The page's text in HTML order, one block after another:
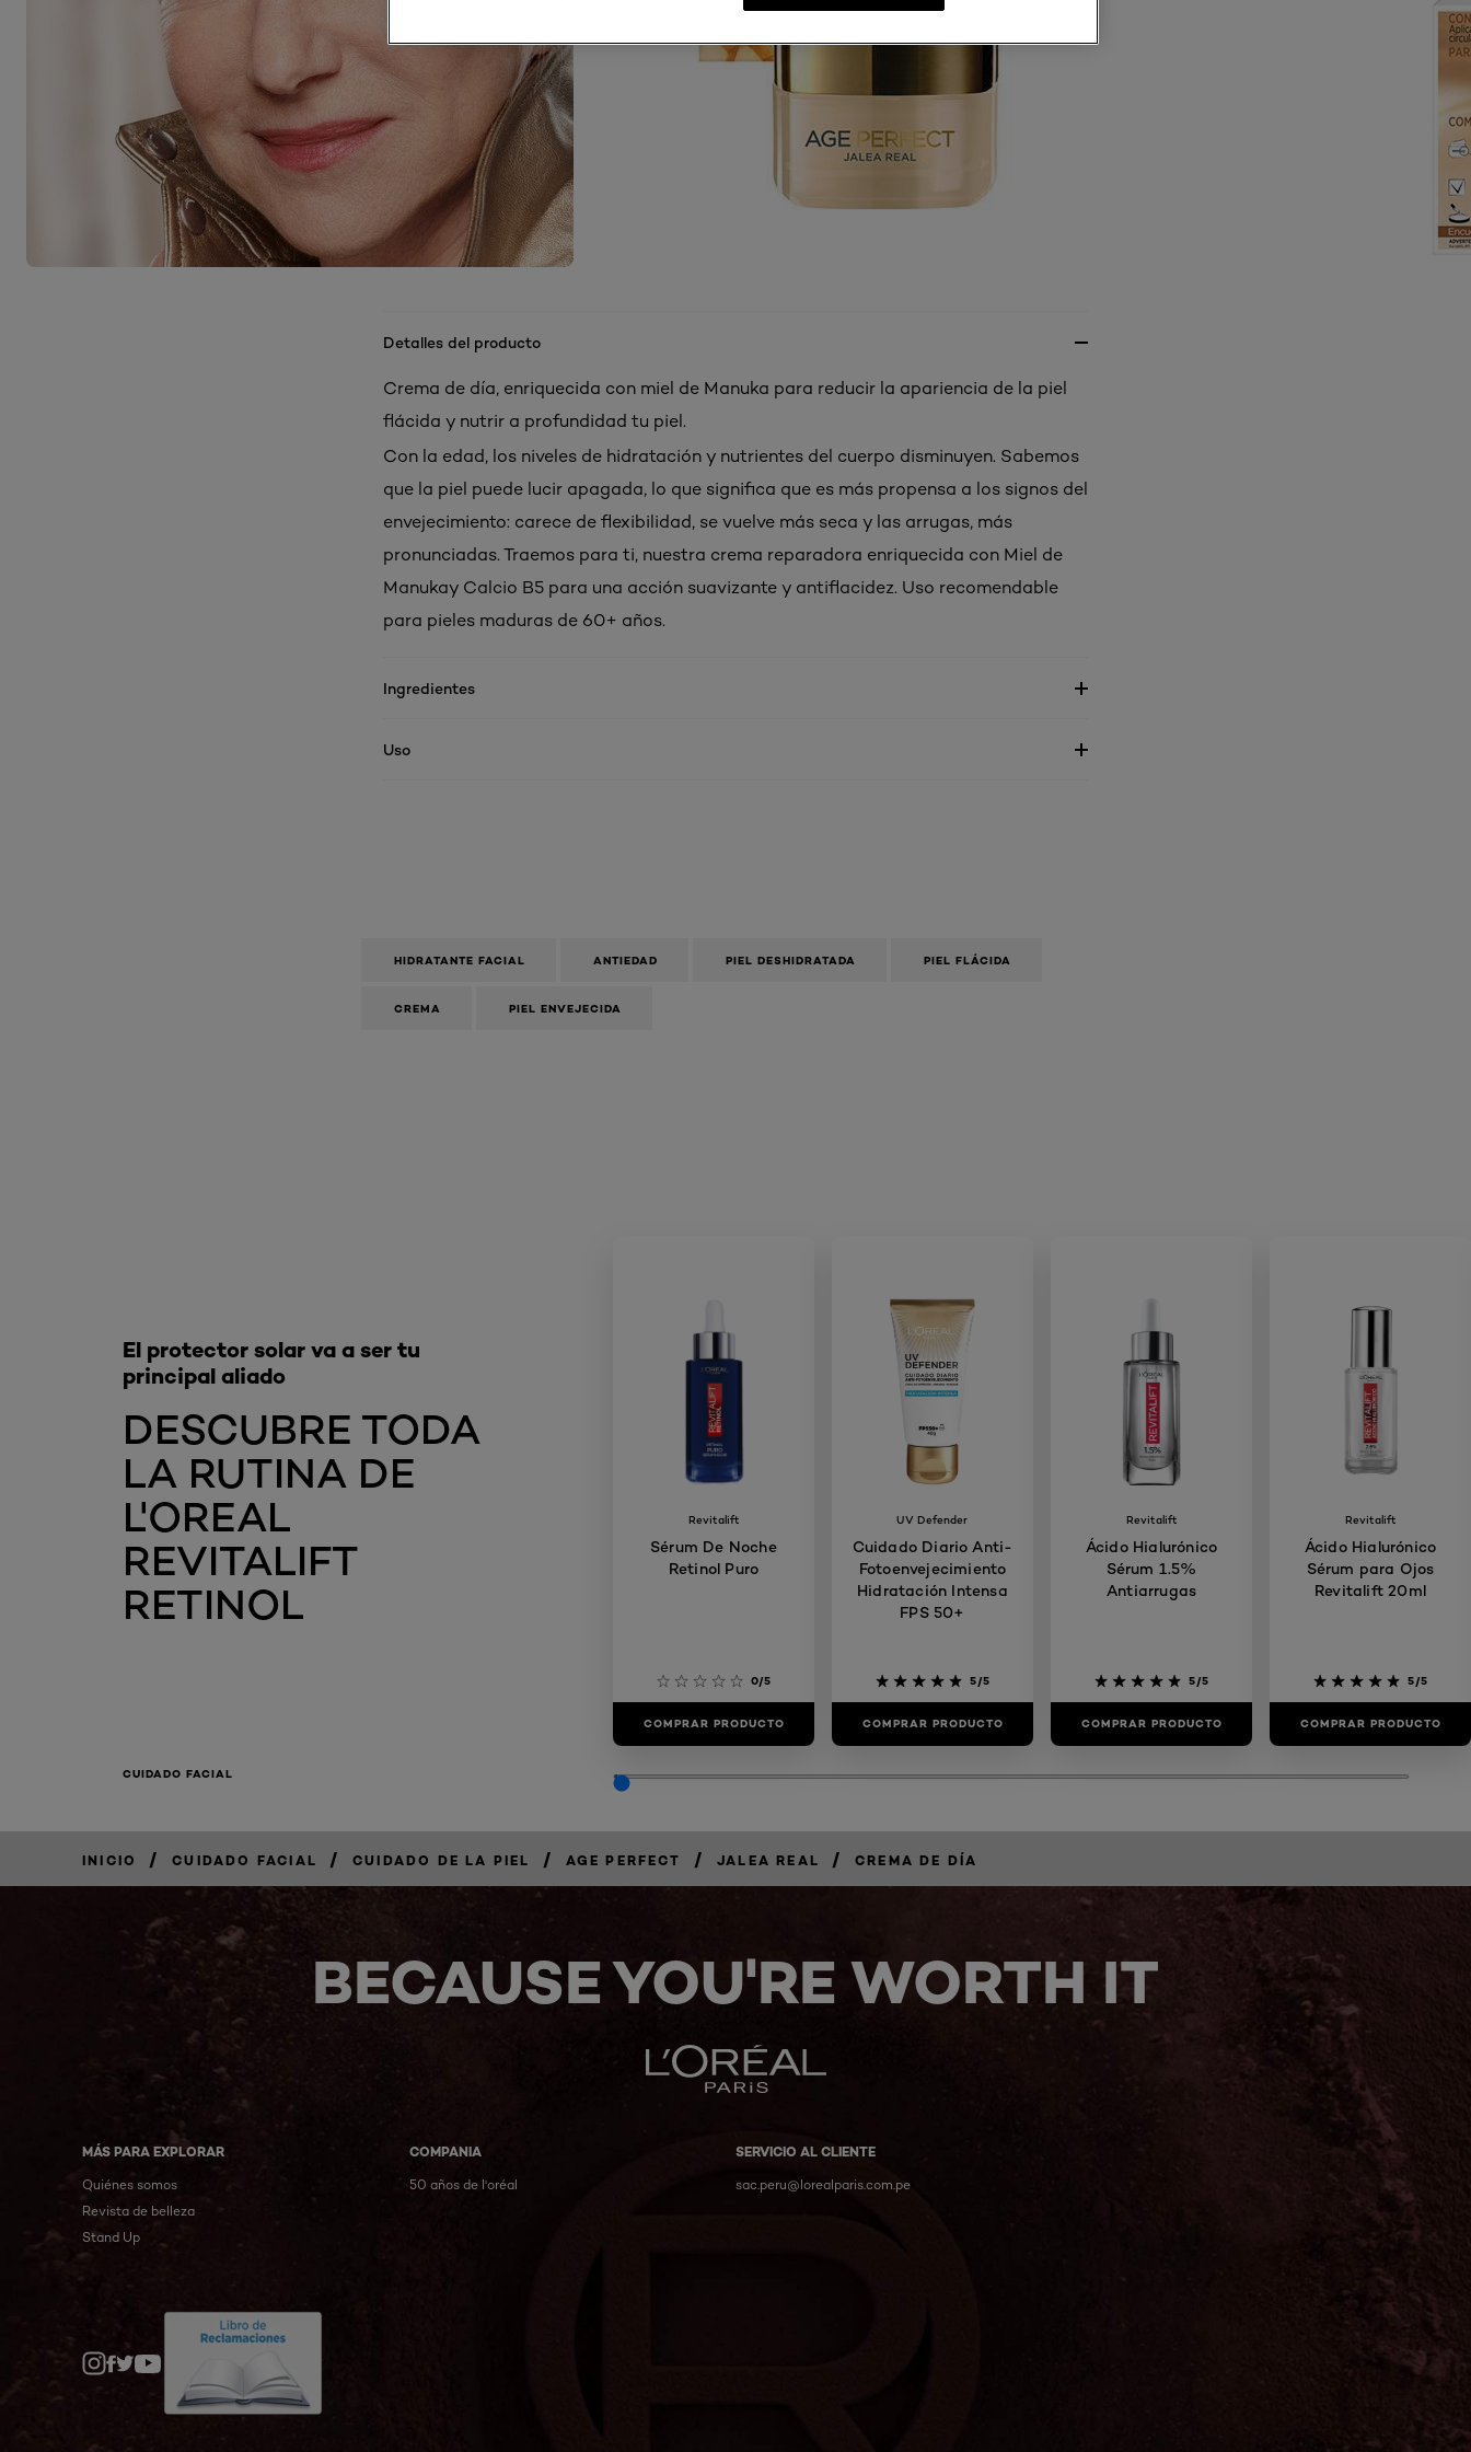
Detalles del producto
Crema de día, enriquecida con miel de Manuka para reducir la apariencia de la piel
flácida y nutrir a profundidad tu piel.
Con la edad, los niveles de hidratación y nutrientes del cuerpo disminuyen. Sabemos
que la piel puede lucir apagada, lo que significa que es más propensa a los signos del
envejecimiento: carece de flexibilidad, se vuelve más seca y las arrugas, más
pronunciadas. Traemos para ti, nuestra crema reparadora enriquecida con Miel de
Manukay Calcio B5 para una acción suavizante y antiflacidez. Uso recomendable
para pieles maduras de 60+ años.
Ingredientes
Uso
HIDRATANTE FACIAL ANTIEDAD PIEL DESHIDRATADA PIEL FLÁCIDA
CREMA PIEL ENVEJECIDA
DESCUBRE TODA
LA RUTINA DE
L'OREAL
REVITALIFT
RETINOL
El protector solar va a ser tu
principal aliado
Revitalift
Sérum De Noche
Retinol Puro
0/5
COMPRAR PRODUCTO
UV Defender
Cuidado Diario Anti-
Fotoenvejecimiento
Hidratación Intensa
FPS 50+
5/5
COMPRAR PRODUCTO
Revitalift
Ácido Hialurónico
Sérum 1.5%
Antiarrugas
5/5
COMPRAR PRODUCTO
Revitalift
Ácido Hialurónico
Sérum para Ojos
Revitalift 20ml
5/5
COMPRAR PRODUCTO
CUIDADO FACIAL
INICIO / CUIDADO FACIAL / CUIDADO DE LA PIEL / AGE PERFECT / JALEA REAL / CREMA DE DÍA
BECAUSE YOU'RE WORTH IT
MÁS PARA EXPLORAR
Quiénes somos
Revista de belleza
Stand Up
COMPANIA
50 años de l'oréal
SERVICIO AL CLIENTE
sac.peru@lorealparis.com.pe
YouTube